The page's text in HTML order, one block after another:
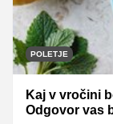
POLETJE
Kaj v vročini
Odgovor vas